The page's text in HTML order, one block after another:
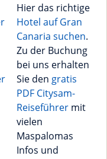
Hier das richtige
Hotel auf Gran
Canaria suchen.
Zu der Buchung
bei uns erhalten
Sie den gratis
PDF Citysam-
Reiseführermit
vielen
Maspalomas
Infos und